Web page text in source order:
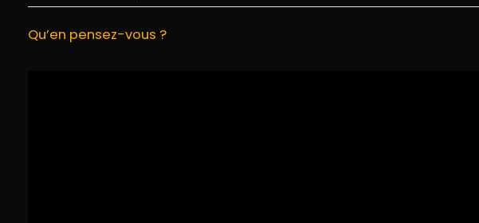
Qu’en pensez-vous ?